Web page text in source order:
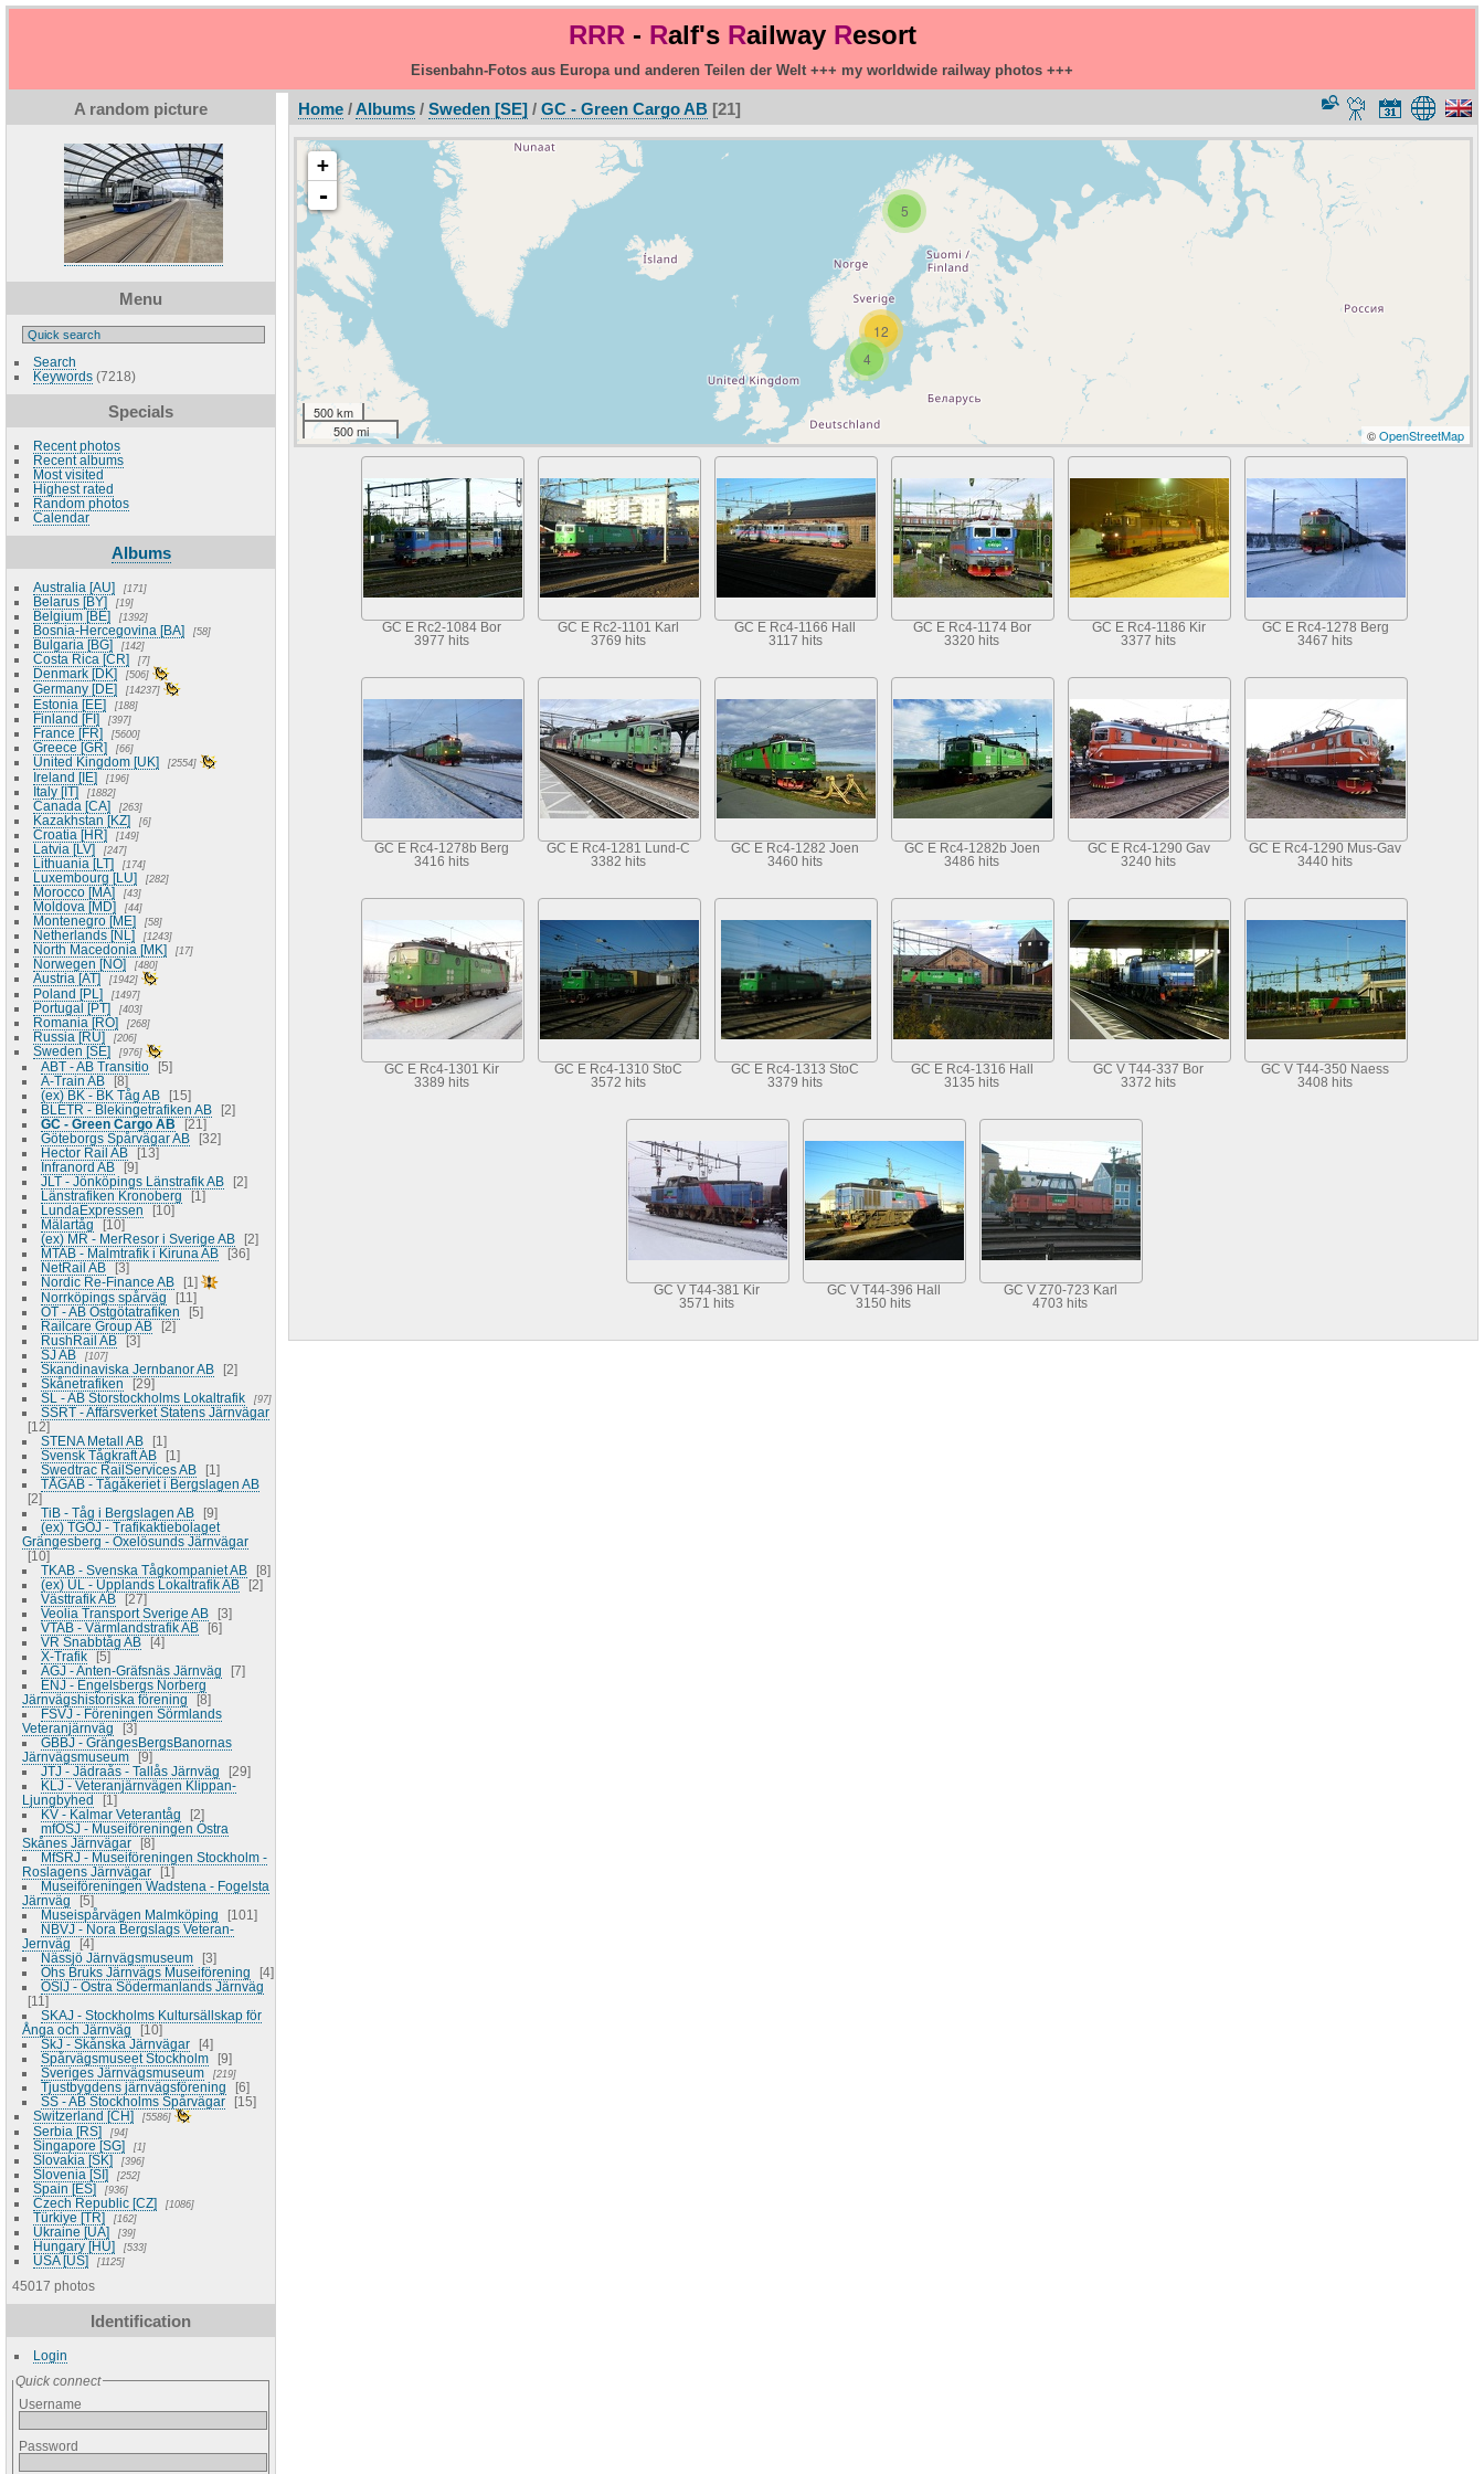
RRR - Ralf's Railway Resort
Eisenbahn-Fotos aus Europa und anderen Teilen der Welt +++ my worldwide railway photos +++
A random picture
Menu
Search
Keywords(7218)
Specials
Recent photos
Recent albums
Most visited
Highest rated
Random photos
Calendar
Albums
Australia [AU] 171
Belarus [BY] 19
Belgium [BE] 1392
Bosnia-Hercegovina [BA] 58
Bulgaria [BG] 142
Costa Rica [CR] 7
Denmark [DK] 506
Germany [DE] 14237
Estonia [EE] 188
Finland [FI] 397
France [FR] 5600
Greece [GR] 66
United Kingdom [UK] 2554
Ireland [IE] 196
Italy [IT] 1882
Canada [CA] 263
Kazakhstan [KZ] 6
Croatia [HR] 149
Latvia [LV] 247
Lithuania [LT] 174
Luxembourg [LU] 282
Morocco [MA] 43
Moldova [MD] 44
Montenegro [ME] 58
Netherlands [NL] 1243
North Macedonia [MK] 17
Norwegen [NO] 480
Austria [AT] 1942
Poland [PL] 1497
Portugal [PT] 403
Romania [RO] 268
Russia [RU] 206
Sweden [SE] 976
ABT - AB Transitio
5
A-Train AB
8
(ex) BK - BK Tåg AB
15
BLETR - Blekingetrafiken AB
2
GC - Green Cargo AB
21
Göteborgs Spårvägar AB
32
Hector Rail AB
13
Infranord AB
9
JLT - Jönköpings Länstrafik AB
2
Länstrafiken Kronoberg
1
LundaExpressen
10
Mälartåg
10
(ex) MR - MerResor i Sverige AB
2
MTAB - Malmtrafik i Kiruna AB
36
NetRail AB
3
Nordic Re-Finance AB
1
Norrköpings spårväg
11
OT - AB Östgötatrafiken
5
Railcare Group AB
2
RushRail AB
3
SJ AB
107
Skandinaviska Jernbanor AB
2
Skånetrafiken
29
SL - AB Storstockholms Lokaltrafik
97
SSRT - Affärsverket Statens Järnvägar
12
STENA Metall AB
1
Svensk Tågkraft AB
1
Swedtrac RailServices AB
1
TÅGAB - Tågåkeriet i Bergslagen AB
2
TiB - Tåg i Bergslagen AB
9
(ex) TGOJ - Trafikaktiebolaget
Grängesberg - Oxelösunds Järnvägar
10
TKAB - Svenska Tågkompaniet AB
8
(ex) UL - Upplands Lokaltrafik AB
2
Västtrafik AB
27
Veolia Transport Sverige AB
3
VTAB - Värmlandstrafik AB
6
VR Snabbtåg AB
4
X-Trafik
5
AGJ - Anten-Gräfsnäs Järnväg
7
ENJ - Engelsbergs Norberg
Järnvägshistoriska förening
8
FSVJ - Föreningen Sörmlands
Veteranjärnväg
3
GBBJ - GrängesBergsBanornas
Järnvägsmuseum
9
JTJ - Jädraås - Tallås Järnväg
29
KLJ - Veteranjärnvägen Klippan-
Ljungbyhed
1
KV - Kalmar Veterantåg
2
mfÖSJ - Museiföreningen Östra
Skånes Järnvägar
8
MfSRJ - Museiföreningen Stockholm -
Roslagens Järnvägar
1
Museiföreningen Wadstena - Fogelsta
Järnväg
5
Museispårvägen Malmköping
101
NBVJ - Nora Bergslags Veteran-
Jernväg
4
Nässjö Järnvägsmuseum
3
Ohs Bruks Järnvägs Museiförening
4
ÖSlJ - Östra Södermanlands Järnväg
11
SKAJ - Stockholms Kultursällskap för
Ånga och Järnväg
10
SkJ - Skånska Järnvägar
4
Spårvägsmuseet Stockholm
9
Sveriges Järnvägsmuseum
219
Tjustbygdens järnvägsförening
6
SS - AB Stockholms Spårvägar
15
Switzerland [CH]
5586
Serbia [RS] 94
Singapore [SG] 1
Slovakia [SK] 396
Slovenia [SI] 252
Spain [ES] 936
Czech Republic [CZ] 1086
Türkiye [TR] 162
Ukraine [UA] 39
Hungary [HU] 533
USA [US] 1125
45017 photos
Identification
Login
Quick connect
Username
Password
Home/Albums/ Sweden [SE]/ GC - Green Cargo AB 21
5
4
12
+
-
500 km
500 mi
©OpenStreetMap
GC E Rc2-1084 Bor
3977 hits
GC E Rc2-1101 Karl
3769 hits
GC E Rc4-1166 Hall
3117 hits
GC E Rc4-1174 Bor
3320 hits
GC E Rc4-1186 Kir
3377 hits
GC E Rc4-1278 Berg
3467 hits
GC E Rc4-1278b Berg
3416 hits
GC E Rc4-1281 Lund-C
3382 hits
GC E Rc4-1282 Joen
3460 hits
GC E Rc4-1282b Joen
3486 hits
GC E Rc4-1290 Gav
3240 hits
GC E Rc4-1290 Mus-Gav
3440 hits
GC E Rc4-1301 Kir
3389 hits
GC E Rc4-1310 StoC
3572 hits
GC E Rc4-1313 StoC
3379 hits
GC E Rc4-1316 Hall
3135 hits
GC V T44-337 Bor
3372 hits
GC V T44-350 Naess
3408 hits
GC V T44-381 Kir
3571 hits
GC V T44-396 Hall
3150 hits
GC V Z70-723 Karl
4703 hits